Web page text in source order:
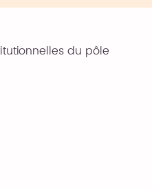
du pôle